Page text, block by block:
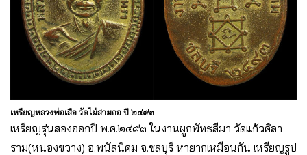
เหรียญหลวงพ่อเสือ วัดไผ่สามกอ ปี ๒๔๙๓
เหรียญรุ่นสองออกปี พ.ศ.๒๔๙๓ ในงานผูกพัทธสีมา วัดแก้วศิลา
ราม(หนองขวาง) อ.พนัสนิคม จ.ชลบุรี หายากเหมือนกัน เหรียญรูป